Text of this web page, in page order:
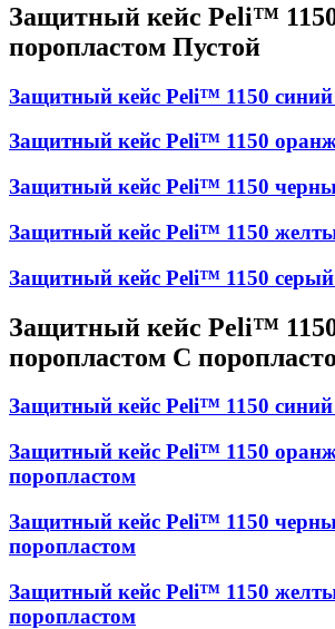
Защитный кейс Peli™
поропластом Пустой
Защитный кейс Peli™ 1150 синий
Защитный кейс Peli™ 1150
Защитный кейс Peli™ 1150
Защитный кейс Peli™ 1150
Защитный кейс Peli™ 1150 серый
Защитный кейс Peli™
поропластом С
Защитный кейс Peli™ 1150 синий
Защитный кейс Peli™ 1150
поропластом
Защитный кейс Peli™ 1150
поропластом
Защитный кейс Peli™ 1150
поропластом